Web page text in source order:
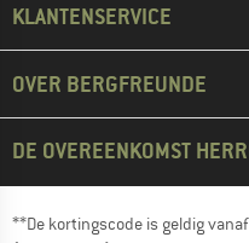
KLANTENSERVICE
OVER BERGFREUNDE
DE OVEREENKOMST
**De kortingscode is geldig